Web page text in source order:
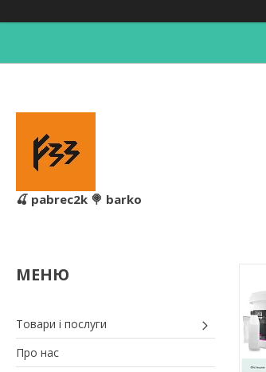
🍒 pabrec2k 🍭 barko
Товари і послуги
Про нас